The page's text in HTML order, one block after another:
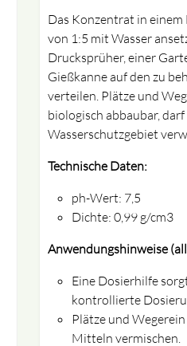
Das Konzentrat in
von 1:5 mit Wasser
Drucksprüher, einer
Gießkanne auf den zu
verteilen. Plätze und
biologisch abbaubar,
Wasserschutzgebiet
Technische Daten:
ph-Wert: 7,5
Dichte: 0,99 g/cm3
Anwendungshinweise
Eine Dosierhilfe
kontrollierte
Plätze und
Mitteln vermischen.